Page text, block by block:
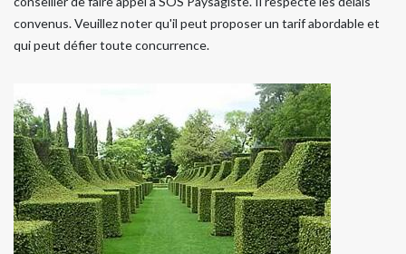
convenus. Veuillez noter qu'il peut proposer un tarif abordable et
qui peut défier toute concurrence.